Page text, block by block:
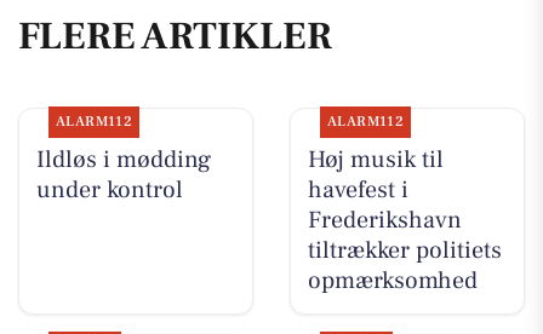
FLERE ARTIKLER
ALARM112
Ildløs i mødding
under kontrol
ALARM112
Høj musik til
havefest i
Frederikshavn
tiltrækker politiets
opmærksomhed